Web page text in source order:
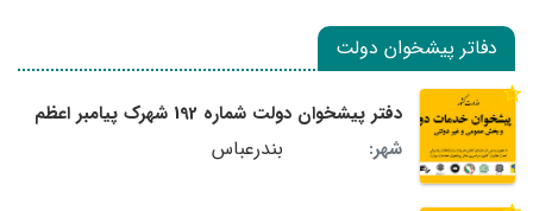
دفاتر پیشخوان دولت
دفتر پیشخوان دولت شماره 192 شهرک پیامبر اعظم
شهر:
بندرعباس